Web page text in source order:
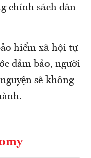
chính sách dân
hiểm xã hội tự
đảm bảo, người
sẽ không